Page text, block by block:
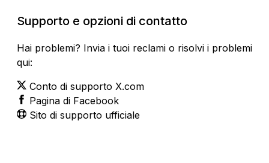
Supporto e opzioni di contatto
Hai problemi? Invia i tuoi reclami o risolvi i problemi
qui:
Conto di supporto X.com
Pagina di Facebook
Sito di supporto ufficiale